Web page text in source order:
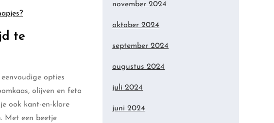
te
opties
olijven en feta
ook kant-en-klare
Met een beetje
november 2024
oktober 2024
september 2024
augustus 2024
juli 2024
juni 2024